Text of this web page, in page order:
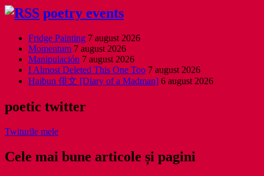
poetry events
Fridge Painting 7 august 2026
Momentum 7 august 2026
Manipulación 7 august 2026
I Almost Deleted This One Too 7 august 2026
Haibun 俳文 [Diary of a Madman] 6 august 2026
poetic twitter
Twiturile mele
Cele mai bune articole și pagini